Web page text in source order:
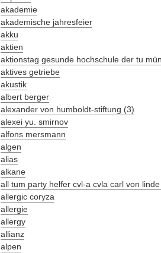
akademie
akademische jahresfeier
akku
aktien
aktionstag gesunde hochschule der tu
aktives getriebe
akustik
albert berger
alexander von humboldt-stiftung (3)
alexei yu. smirnov
alfons mersmann
algen
alias
alkane
all tum party helfer cvl-a cvla carl von
allergic coryza
allergie
allergy
allianz
alpen